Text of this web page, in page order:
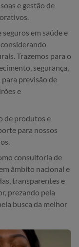
e gestão de
em saúde e
Trazemos para o
segurança,
previsão de
e
de produtos e
para nossos
consultoria de
âmbito nacional e
transparentes e
prezando pela
busca da melhor